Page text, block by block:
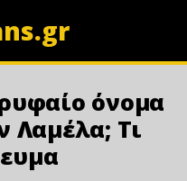
όνομα
Λαμέλα; Τι